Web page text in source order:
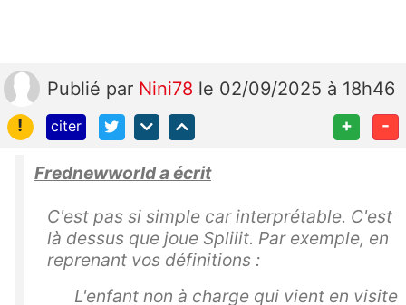
Publié par Nini78 le 02/09/2025 à 18h46
!
citer + -
Frednewworld a écrit
C'est pas si simple car interprétable. C'est
là dessus que joue Spliiit. Par exemple, en
reprenant vos définitions :
L'enfant non à charge qui vient en visite